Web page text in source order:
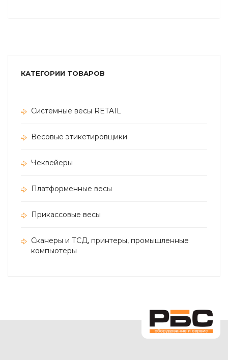
КАТЕГОРИИ ТОВАРОВ
Системные весы RETAIL
Весовые этикетировщики
Чеквейеры
Платформенные весы
Прикассовые весы
Сканеры и ТСД, принтеры, промышленные
компьютеры